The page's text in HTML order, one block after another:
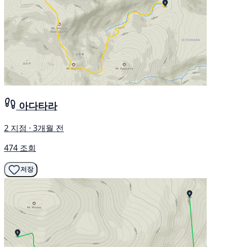
아다타라
2 지점 · 3개월 전
474 조회
저장